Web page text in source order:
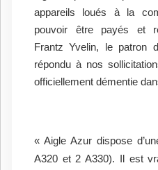
appareils loués à la
pouvoir être payés et
Frantz Yvelin, le patron
répondu à nos
officiellement démentie
« Aigle Azur dispose
A320 et 2 A330). Il est